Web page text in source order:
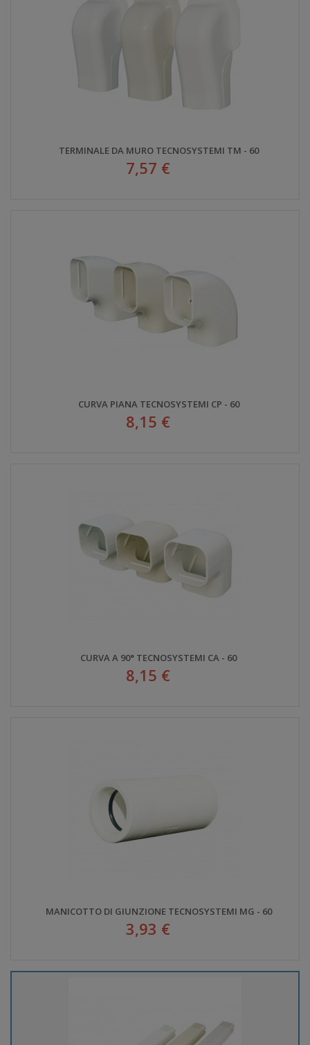
TERMINALE DA MURO TECNOSYSTEMI TM - 60
7,57 €
CURVA PIANA TECNOSYSTEMI CP - 60
8,15 €
CURVA A 90° TECNOSYSTEMI CA - 60
8,15 €
MANICOTTO DI GIUNZIONE TECNOSYSTEMI MG - 60
3,93 €